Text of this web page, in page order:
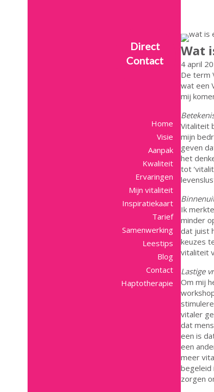
Direct
Contact
Home
Visie
Aanpak
Kwaliteit
Ervaringen
Mijn vitaliteit
Inspiratiekaart
Tarief
Samenwerking
Leestips
Blog
Contact
Haptotherapie
Wat
4 april
De term
wat een
mij
Vitaliteit
mijn
geven
het
tot
Ik
minder
dat juist
keuzes
vitaliteit
Lastige
Om mij
vitaler
dat
een is
een
meer
begeleid
zorgen